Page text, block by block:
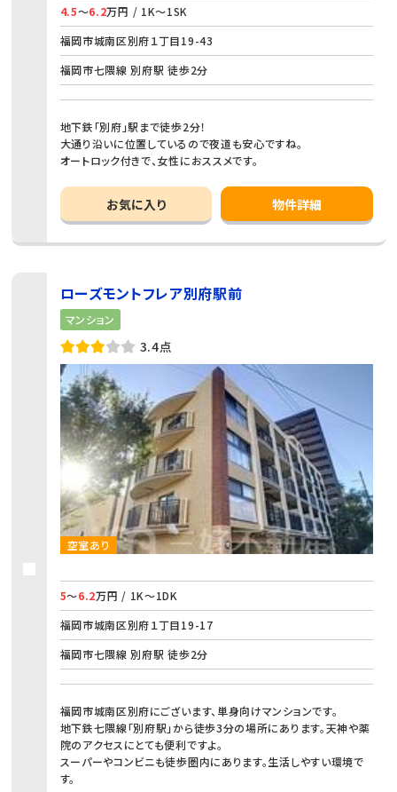
4.5～6.2万円 / 1K～1SK
福岡市城南区別府１丁目19-43
福岡市七隈線 別府駅 徒歩2分
地下鉄「別府」駅まで徒歩2分！
大通り沿いに位置しているので夜道も安心ですね。
オートロック付きで、女性におススメです。
お気に入り 物件詳細
ローズモントフレア別府駅前
マンション
3.4点
空室あり
5～6.2万円 / 1K～1DK
福岡市城南区別府１丁目19-17
福岡市七隈線 別府駅 徒歩2分
福岡市城南区別府にございます、単身向けマンションです。
地下鉄七隈線「別府駅」から徒歩3分の場所にあります。天神や薬
院のアクセスにとても便利ですよ。
スーパーやコンビニも徒歩圏内にあります。生活しやすい環境で
す。